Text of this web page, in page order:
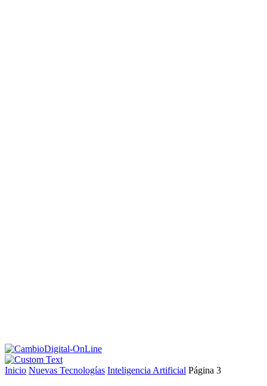
Inicio Nuevas Tecnologías Inteligencia Artificial Página 3